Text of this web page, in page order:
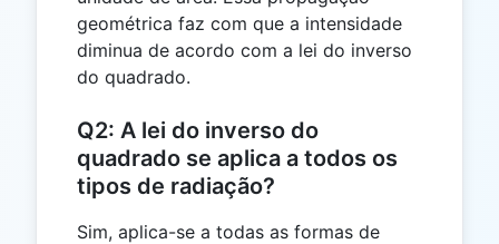
geométrica faz com que a intensidade
diminua de acordo com a lei do inverso
do quadrado.
Q2: A lei do inverso do
quadrado se aplica a todos os
tipos de radiação?
Sim, aplica-se a todas as formas de